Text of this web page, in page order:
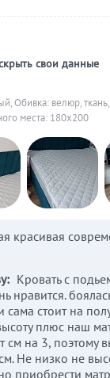
свои данные
Обивка: велюр,
места: 180х200
красивая
Кровать с
нравится.
сама стоит на
плюс наш
см на 3, поэтому
Не низко не
приобрести